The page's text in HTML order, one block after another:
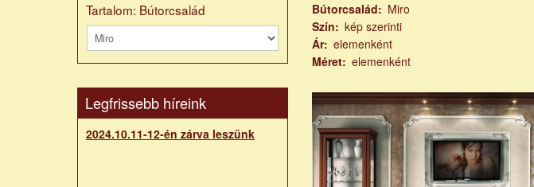
Tartalom: Bútorcsalád
Legfrissebb híreink
2024.10.11-12-én zárva leszünk
Bútorcsalád
Miro
Szín
kép szerinti
Ár elemenként
Méret elemenként